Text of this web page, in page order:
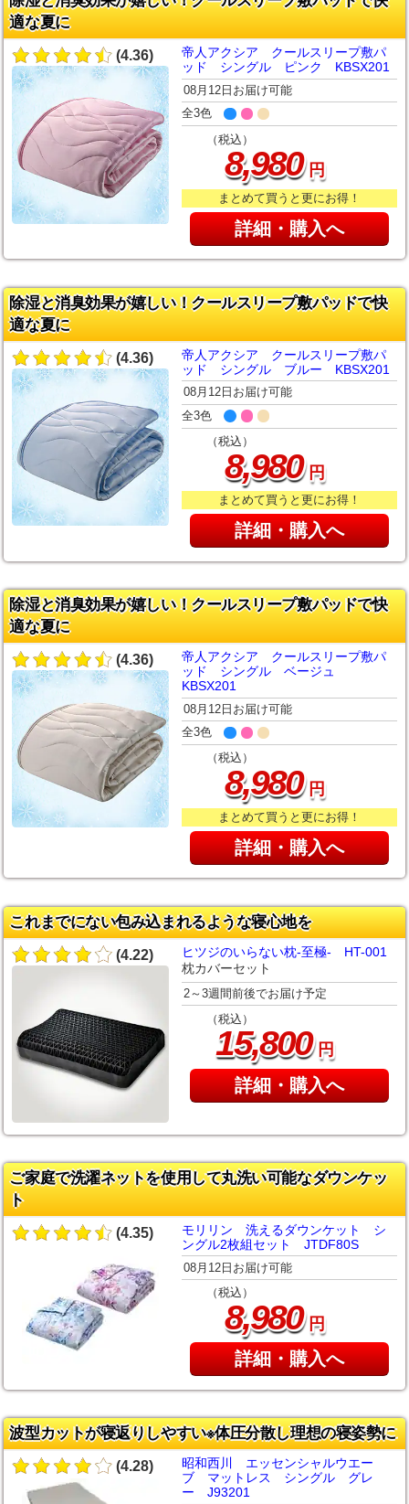
適な夏に
(4.36)
帝人アクシア クールスリープ敷パ
ッド シングル ピンク KBSX201
08月12日お届け可能
全3色
（税込）
8,980円
まとめて買うと更にお得！
詳細・購入へ
除湿と消臭効果が嬉しい！クールスリープ敷パッドで快
適な夏に
(4.36)
帝人アクシア クールスリープ敷パ
ッド シングル ブルー KBSX201
08月12日お届け可能
全3色
（税込）
8,980円
まとめて買うと更にお得！
詳細・購入へ
除湿と消臭効果が嬉しい！クールスリープ敷パッドで快
適な夏に
(4.36)
帝人アクシア クールスリープ敷パ
ッド シングル ベージュ
KBSX201
08月12日お届け可能
全3色
（税込）
8,980円
まとめて買うと更にお得！
詳細・購入へ
これまでにない包み込まれるような寝心地を
(4.22)
ヒツジのいらない枕-至極- HT-001
枕カバーセット
2～3週間前後でお届け予定
（税込）
15,800円
詳細・購入へ
ご家庭で洗濯ネットを使用して丸洗い可能なダウンケッ
ト
(4.35)
モリリン 洗えるダウンケット シ
ングル2枚組セット JTDF80S
08月12日お届け可能
（税込）
8,980円
詳細・購入へ
波型カットが寝返りしやすい※体圧分散し理想の寝姿勢に
(4.28)
昭和西川 エッセンシャルウエー
ブ マットレス シングル グレ
ー J93201